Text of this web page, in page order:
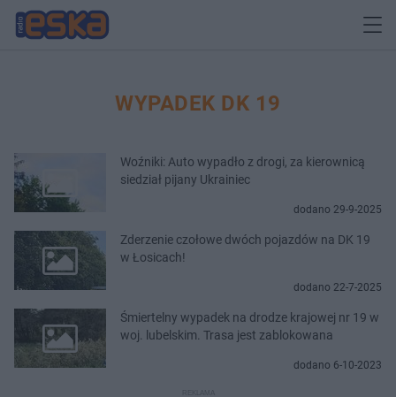
WYPADEK DK 19
Woźniki: Auto wypadło z drogi, za kierownicą
siedział pijany Ukrainiec
dodano 29-9-2025
Zderzenie czołowe dwóch pojazdów na DK 19
w Łosicach!
dodano 22-7-2025
Śmiertelny wypadek na drodze krajowej nr 19 w
woj. lubelskim. Trasa jest zablokowana
dodano 6-10-2023